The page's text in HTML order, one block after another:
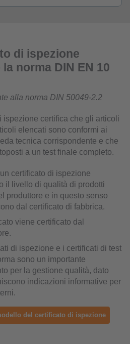
di ispezione
norma DIN EN 10
alla norma DIN 50049-2.2
ispezione certifica che gli articoli
elencati sono conformi ai
tecnica corrispondente e che
a un test finale completo.
un certificato di ispezione
il livello di qualità di prodotti
produttore e in questo senso
dal certificato di fabbrica.
viene certificato dal
di ispezione e i certificati di test
sono un importante
per la gestione qualità, dato
indicazioni informative per
del certificato di ispezione